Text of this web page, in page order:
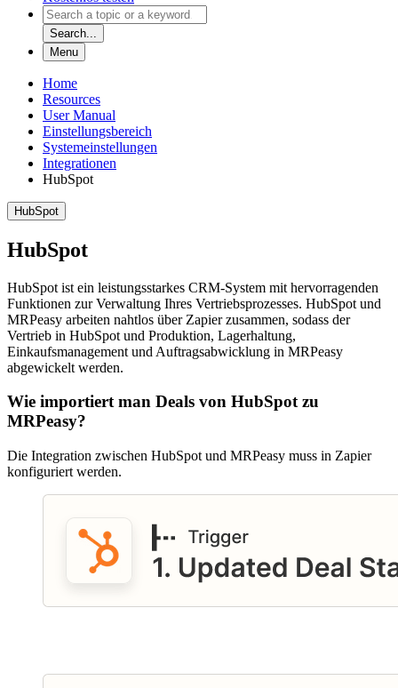
Search...
Menu
Home
Resources
User Manual
Einstellungsbereich
Systemeinstellungen
Integrationen
HubSpot
HubSpot
HubSpot
HubSpot ist ein leistungsstarkes CRM-System mit hervorragenden
Funktionen zur Verwaltung Ihres Vertriebsprozesses. HubSpot und
MRPeasy arbeiten nahtlos über Zapier zusammen, sodass der
Vertrieb in HubSpot und Produktion, Lagerhaltung,
Einkaufsmanagement und Auftragsabwicklung in MRPeasy
abgewickelt werden.
Wie importiert man Deals von HubSpot zu
MRPeasy?
Die Integration zwischen HubSpot und MRPeasy muss in Zapier
konfiguriert werden.